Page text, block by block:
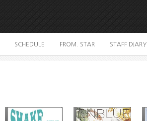
SCHEDULE FROM. STAR STAFF DIARY